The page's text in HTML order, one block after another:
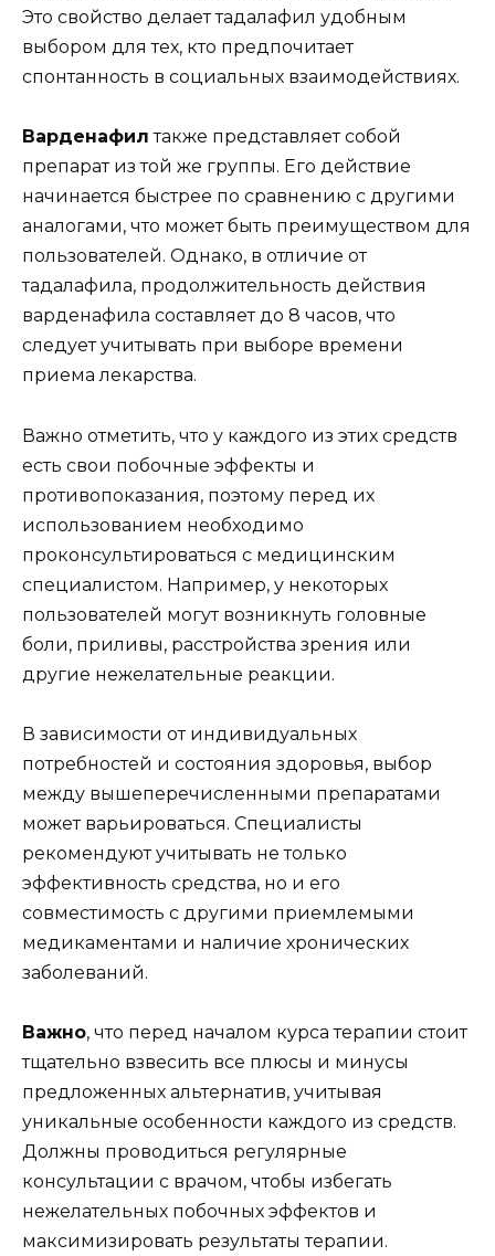
Это свойство делает тадалафил удобным
выбором для тех, кто предпочитает
спонтанность в социальных взаимодействиях.
Варденафил также представляет собой
препарат из той же группы. Его действие
начинается быстрее по сравнению с другими
аналогами, что может быть преимуществом для
пользователей. Однако, в отличие от
тадалафила, продолжительность действия
варденафила составляет до 8 часов, что
следует учитывать при выборе времени
приема лекарства.
Важно отметить, что у каждого из этих средств
есть свои побочные эффекты и
противопоказания, поэтому перед их
использованием необходимо
проконсультироваться с медицинским
специалистом. Например, у некоторых
пользователей могут возникнуть головные
боли, приливы, расстройства зрения или
другие нежелательные реакции.
В зависимости от индивидуальных
потребностей и состояния здоровья, выбор
между вышеперечисленными препаратами
может варьироваться. Специалисты
рекомендуют учитывать не только
эффективность средства, но и его
совместимость с другими приемлемыми
медикаментами и наличие хронических
заболеваний.
Важно, что перед началом курса терапии стоит
тщательно взвесить все плюсы и минусы
предложенных альтернатив, учитывая
уникальные особенности каждого из средств.
Должны проводиться регулярные
консультации с врачом, чтобы избегать
нежелательных побочных эффектов и
максимизировать результаты терапии.